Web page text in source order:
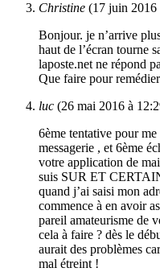
Christine (17 juin 2016
Bonjour. je n’arrive
haut de l’écran tourne
laposte.net ne répond
Que faire pour
luc (26 mai 2016 à
6ème tentative pour
messagerie , et 6ème
votre application de
suis SUR ET
quand j’ai saisi mon
commence à en avoir
pareil amateurisme de
cela à faire ? dès le
aurait des problèmes
mal étreint !